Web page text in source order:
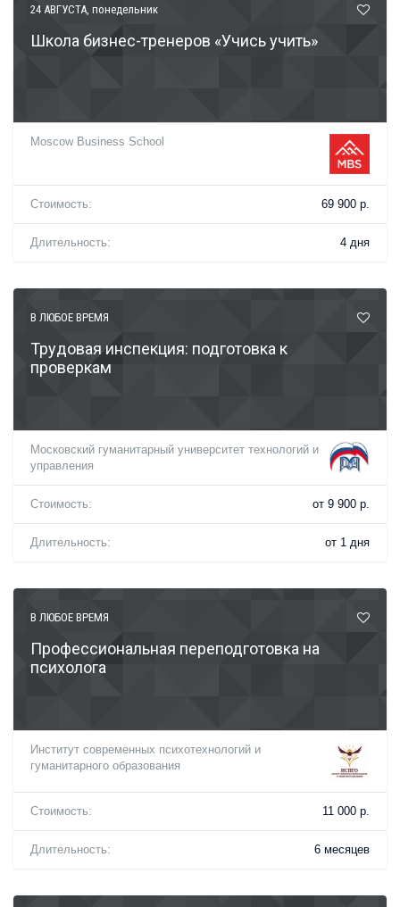
24 АВГУСТА, понедельник
Школа бизнес-тренеров «Учись учить»
Moscow Business School
Стоимость: 69 900 р.
Длительность: 4 дня
В ЛЮБОЕ ВРЕМЯ
Трудовая инспекция: подготовка к
проверкам
Московский гуманитарный университет технологий и
управления
Стоимость: от 9 900 р.
Длительность: от 1 дня
В ЛЮБОЕ ВРЕМЯ
Профессиональная переподготовка на
психолога
Институт современных психотехнологий и
гуманитарного образования
Стоимость: 11 000 р.
Длительность: 6 месяцев